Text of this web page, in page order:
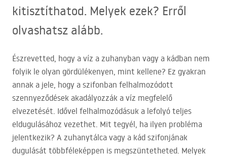
kitisztíthatod. Melyek ezek? Erről
olvashatsz alább.
Észrevetted, hogy a víz a zuhanyban vagy a kádban nem
folyik le olyan gördülékenyen, mint kellene? Ez gyakran
annak a jele, hogy a szifonban felhalmozódott
szennyeződések akadályozzák a víz megfelelő
elvezetését. Idővel felhalmozódásuk a lefolyó teljes
eldugulásához vezethet. Mit tegyél, ha ilyen probléma
jelentkezik? A zuhanytálca vagy a kád szifonjának
dugulását többféleképpen is megszüntetheted. Melyek